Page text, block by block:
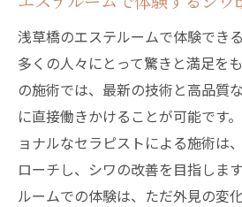
浅草橋のエステルームで体験でき
多くの人々にとって驚きと満足を
の施術では、最新の技術と高品質
に直接働きかけることが可能です
ョナルなセラピストによる施術は
ローチし、シワの改善を目指しま
ルームでの体験は、ただ外見の変